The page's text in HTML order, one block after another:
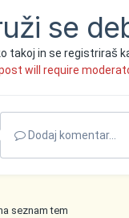
se
takoj in se registriraš
will require
Dodaj komentar...
seznam tem